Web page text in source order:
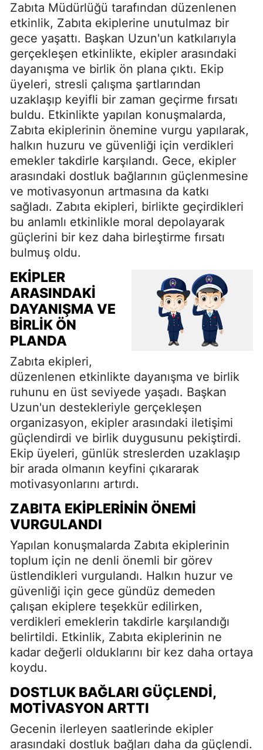
Zabıta Müdürlüğü tarafından düzenlenen
etkinlik, Zabıta ekiplerine unutulmaz bir
gece yaşattı. Başkan Uzun'un katkılarıyla
gerçekleşen etkinlikte, ekipler arasındaki
dayanışma ve birlik ön plana çıktı. Ekip
üyeleri, stresli çalışma şartlarından
uzaklaşıp keyifli bir zaman geçirme fırsatı
buldu. Etkinlikte yapılan konuşmalarda,
Zabıta ekiplerinin önemine vurgu yapılarak,
halkın huzuru ve güvenliği için verdikleri
emekler takdirle karşılandı. Gece, ekipler
arasındaki dostluk bağlarının güçlenmesine
ve motivasyonun artmasına da katkı
sağladı. Zabıta ekipleri, birlikte geçirdikleri
bu anlamlı etkinlikle moral depolayarak
güçlerini bir kez daha birleştirme fırsatı
bulmuş oldu.
EKIPLER
ARASINDAKI
DAYANIŞMA VE
BIRLIK ÖN
PLANDA
Zabıta ekipleri,
düzenlenen etkinlikte dayanışma ve birlik
ruhunu en üst seviyede yaşadı. Başkan
Uzun'un destekleriyle gerçekleşen
organizasyon, ekipler arasındaki iletişimi
güçlendirdi ve birlik duygusunu pekiştirdi.
Ekip üyeleri, günlük streslerden uzaklaşıp
bir arada olmanın keyfini çıkararak
motivasyonlarını artırdı.
ZABITA EKIPLERININ ÖNEMI
VURGULANDI
Yapılan konuşmalarda Zabıta ekiplerinin
toplum için ne denli önemli bir görev
üstlendikleri vurgulandı. Halkın huzur ve
güvenliği için gece gündüz demeden
çalışan ekiplere teşekkür edilirken,
verdikleri emeklerin takdirle karşılandığı
belirtildi. Etkinlik, Zabıta ekiplerinin ne
kadar değerli olduklarını bir kez daha ortaya
koydu.
DOSTLUK BAĞLARI GÜÇLENDI,
MOTIVASYON ARTTI
Gecenin ilerleyen saatlerinde ekipler
arasındaki dostluk bağları daha da güçlendi.